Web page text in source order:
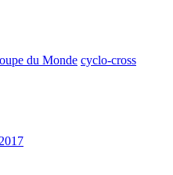
du Monde cyclo-cross